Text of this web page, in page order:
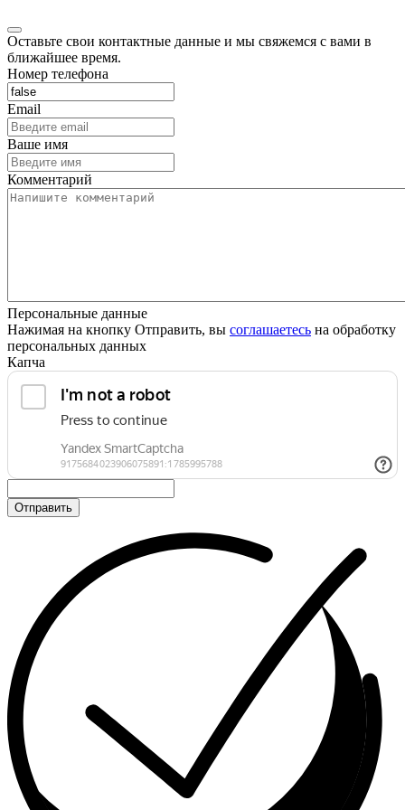
Оставьте свои контактные данные и мы свяжемся с вами в
ближайшее время.
Номер телефона
Email
Ваше имя
Комментарий
Персональные данные
Нажимая на кнопку Отправить, вы соглашаетесь на обработку
персональных данных
Капча
Отправить